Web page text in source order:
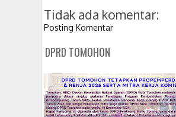
Tidak ada komentar:
Posting Komentar
DPRD TOMOHON